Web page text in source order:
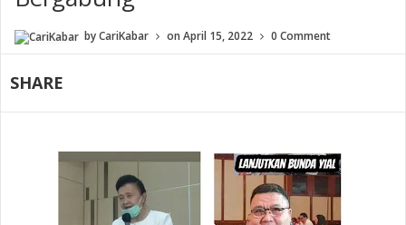
byCariKabar onApril 15, 2022 0 Comment
SHARE